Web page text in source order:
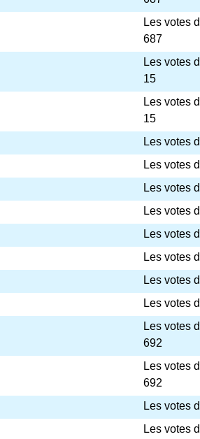
Les votes
687
Les votes
15
Les votes
15
Les votes
Les votes
Les votes
Les votes
Les votes
Les votes
Les votes
Les votes
Les votes
692
Les votes
692
Les votes
Les votes